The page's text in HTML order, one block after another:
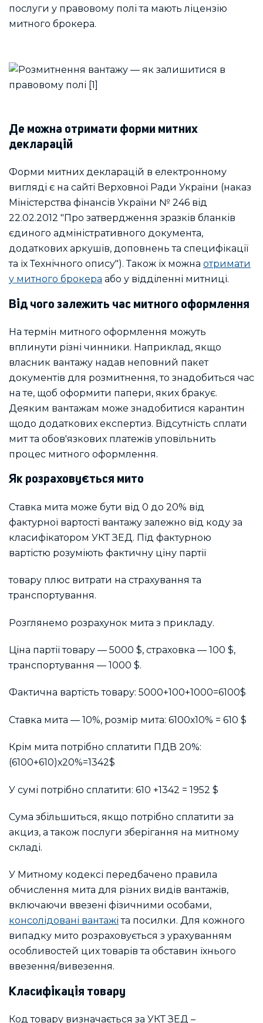
послуги у правовому полі та мають ліцензію
митного брокера.
Де можна отримати форми митних
декларацій
Форми митних декларацій в електронному
вигляді є на сайті Верховної Ради України (наказ
Міністерства фінансів України № 246 від
22.02.2012 "Про затвердження зразків бланків
єдиного адміністративного документа,
додаткових аркушів, доповнень та специфікації
та їх Технічного опису"). Також їх можна отримати
у митного брокера або у відділенні митниці.
Від чого залежить час митного оформлення
На термін митного оформлення можуть
вплинути різні чинники. Наприклад, якщо
власник вантажу надав неповний пакет
документів для розмитнення, то знадобиться час
на те, щоб оформити папери, яких бракує.
Деяким вантажам може знадобитися карантин
щодо додаткових експертиз. Відсутність сплати
мит та обов'язкових платежів уповільнить
процес митного оформлення.
Як розраховується мито
Ставка мита може бути від 0 до 20% від
фактурної вартості вантажу залежно від коду за
класифікатором УКТ ЗЕД. Під фактурною
вартістю розуміють фактичну ціну партії
товару плюс витрати на страхування та
транспортування.
Розглянемо розрахунок мита з прикладу.
Ціна партії товару — 5000 $, страховка — 100 $,
транспортування — 1000 $.
Фактична вартість товару: 5000+100+1000=6100$
Ставка мита — 10%, розмір мита: 6100х10% = 610 $
Крім мита потрібно сплатити ПДВ 20%:
(6100+610)х20%=1342$
У сумі потрібно сплатити: 610 +1342 = 1952 $
Сума збільшиться, якщо потрібно сплатити за
акциз, а також послуги зберігання на митному
складі.
У Митному кодексі передбачено правила
обчислення мита для різних видів вантажів,
включаючи ввезені фізичними особами,
консолідовані вантажі та посилки. Для кожного
випадку мито розраховується з урахуванням
особливостей цих товарів та обставин їхнього
ввезення/вивезення.
Класифікація товару
Код товару визначається за УКТ ЗЕД –